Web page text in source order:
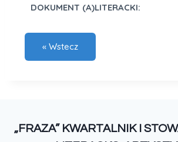
DOKUMENT (A)LITERACKI:
„FRAZA” KWARTALNIK I